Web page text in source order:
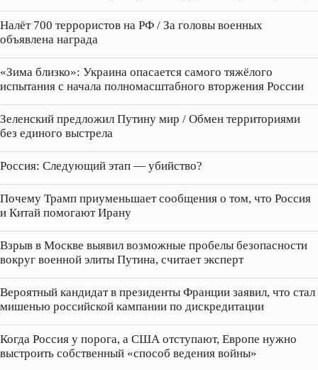
Налёт 700 террористов на РФ / За головы военных
объявлена награда
«Зима близко»: Украина опасается самого тяжёлого
испытания с начала полномасштабного вторжения России
Зеленский предложил Путину мир / Обмен территориями
без единого выстрела
Россия: Следующий этап — убийство?
Почему Трамп приуменьшает сообщения о том, что Россия
и Китай помогают Ирану
Взрыв в Москве выявил возможные пробелы безопасности
вокруг военной элиты Путина, считает эксперт
Вероятный кандидат в президенты Франции заявил, что стал
мишенью российской кампании по дискредитации
Когда Россия у порога, а США отступают, Европе нужно
выстроить собственный «способ ведения войны»